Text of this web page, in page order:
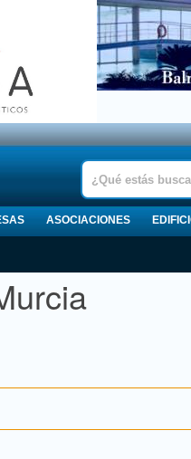
ASOCIACIONES